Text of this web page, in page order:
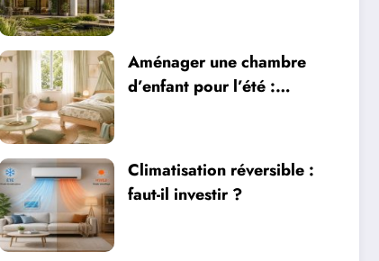
Aménager une chambre
d’enfant pour l’été :
Climatisation réversible :
faut-il investir ?